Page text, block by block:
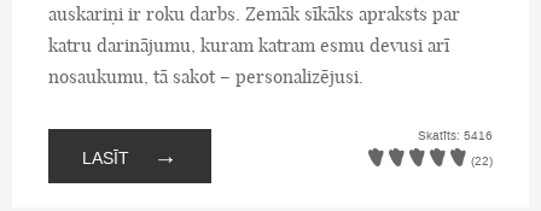
auskariņi ir roku darbs. Zemāk sīkāks apraksts par
katru darinājumu, kuram katram esmu devusi arī
nosaukumu, tā sakot – personalizējusi.
LASĪT →
Skatīts: 5416
(22)